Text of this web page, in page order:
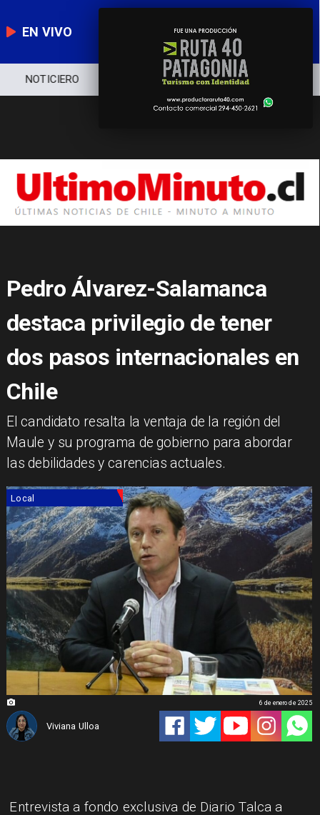
EN VIVO
NOTICIERO POLÍTICA ECONOMÍA
Pedro Álvarez-Salamanca
destaca privilegio de tener
dos pasos internacionales en
Chile
El candidato resalta la ventaja de la región del
Maule y su programa de gobierno para abordar
las debilidades y carencias actuales.
Local
Viviana Ulloa
6 de enero de 2025
Entrevista a fondo exclusiva de Diario Talca a